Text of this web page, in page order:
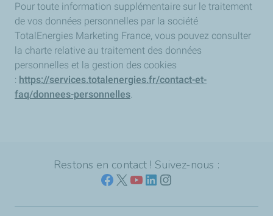
Pour toute information supplémentaire sur le traitement
de vos données personnelles par la société
TotalEnergies Marketing France, vous pouvez consulter
la charte relative au traitement des données
personnelles et la gestion des cookies
: https://services.totalenergies.fr/contact-et-
faq/donnees-personnelles.
Restons en contact ! Suivez-nous :